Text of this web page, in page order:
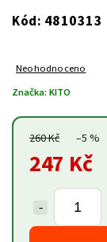
Kód: 4810313
Neohodnoceno
Značka: KITO
260 Kč –5 %
247 Kč